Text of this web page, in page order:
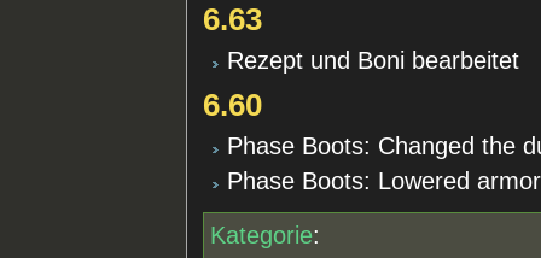
6.63
Rezept und Boni bearbeitet
6.60
Phase Boots: Changed the
Phase Boots: Lowered
Kategorie: